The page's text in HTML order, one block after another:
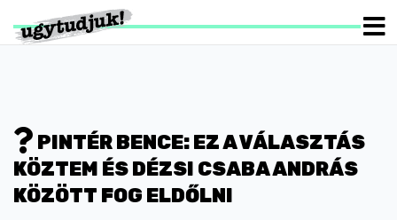
PINTÉR BENCE: EZ A VÁLASZTÁS
KÖZTEM ÉS DÉZSI CSABA ANDRÁS
KÖZÖTT FOG ELDŐLNI